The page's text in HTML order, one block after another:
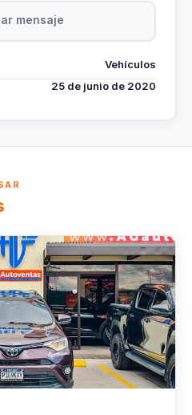
mensaje
Vehículos
25 de junio de 2020